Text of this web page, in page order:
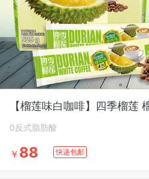
【榴莲味白咖啡】四季榴莲
0反式脂肪酸
￥ 88 快递包邮